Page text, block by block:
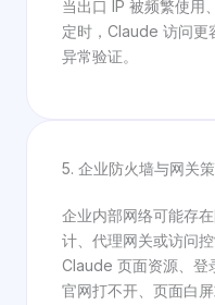
当出口 IP 被频繁使用
定时，Claude 访问更
异常验证。
5. 企业防火墙与网关
企业内部网络可能存
计、代理网关或访问
Claude 页面资源、登
官网打不开、页面白屏